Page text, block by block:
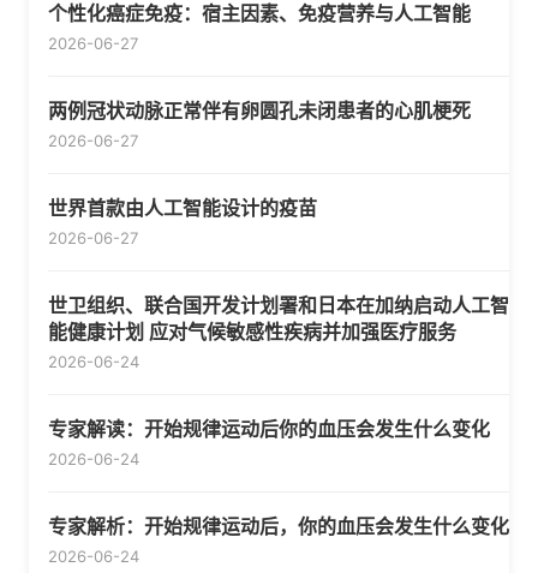
个性化癌症免疫：宿主因素、免疫营养与人工智能
2026-06-27
两例冠状动脉正常伴有卵圆孔未闭患者的心肌梗死
2026-06-27
世界首款由人工智能设计的疫苗
2026-06-27
世卫组织、联合国开发计划署和日本在加纳启动人工智
能健康计划 应对气候敏感性疾病并加强医疗服务
2026-06-24
专家解读：开始规律运动后你的血压会发生什么变化
2026-06-24
专家解析：开始规律运动后，你的血压会发生什么变化
2026-06-24